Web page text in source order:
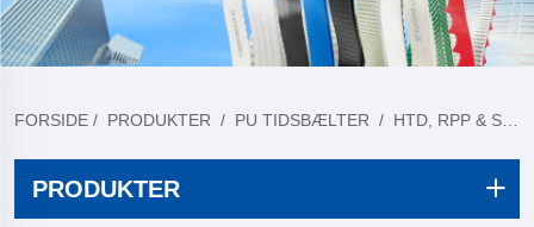
FORSIDE / PRODUKTER / PU TIDSBÆLTER / HTD, RPP & STD PITCH
PRODUKTER